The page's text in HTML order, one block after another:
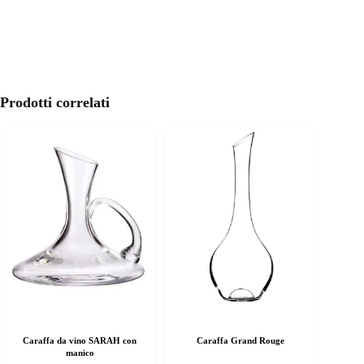
Prodotti correlati
Caraffa da vino SARAH con
manico
Caraffa Grand Rouge